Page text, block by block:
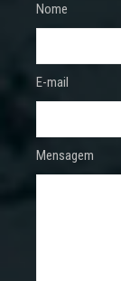
Nome
E-mail
Mensagem